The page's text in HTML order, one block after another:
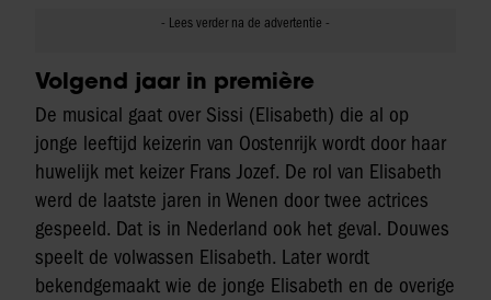
Volgend jaar in première
De musical gaat over Sissi (Elisabeth) die al op
jonge leeftijd keizerin van Oostenrijk wordt door haar
huwelijk met keizer Frans Jozef. De rol van Elisabeth
werd de laatste jaren in Wenen door twee actrices
gespeeld. Dat is in Nederland ook het geval. Douwes
speelt de volwassen Elisabeth. Later wordt
bekendgemaakt wie de jonge Elisabeth en de overige